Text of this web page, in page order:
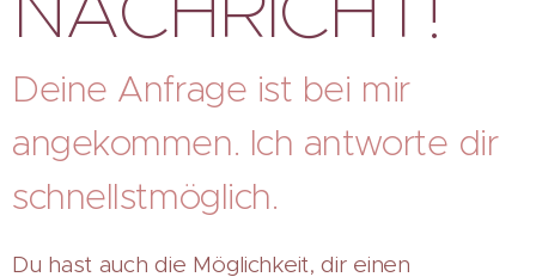
Deine Anfrage ist bei mir
angekommen. Ich antworte dir
schnellstmöglich.
Du hast auch die Möglichkeit, dir einen